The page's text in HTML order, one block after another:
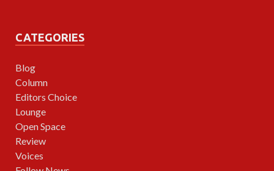
CATEGORIES
Blog
Column
Editors Choice
Lounge
Open Space
Review
Voices